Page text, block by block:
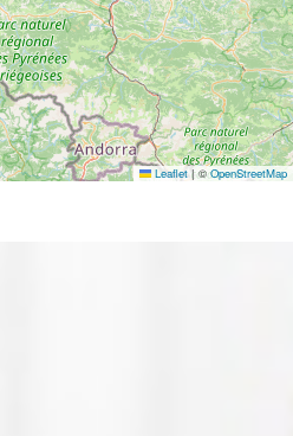
Leaflet |©OpenStreetMap